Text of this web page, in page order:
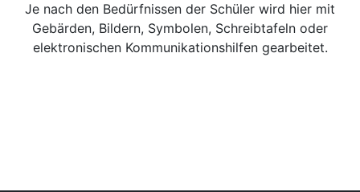
Je nach den Bedürfnissen der Schüler wird hier mit
Gebärden, Bildern, Symbolen, Schreibtafeln oder
elektronischen Kommunikationshilfen gearbeitet.